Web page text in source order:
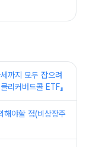
까지 모두 잡으려
리커버드콜 ETF』
해야할 점(비상장주